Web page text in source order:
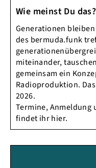
Wie meinst Du das?
Generationen
des bermuda.funk
miteinander,
gemeinsam ein
Radioproduktion.
2026.
Termine,
findet ihr hier.